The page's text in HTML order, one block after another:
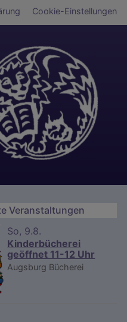
Cookie-Einstellungen
Veranstaltungen
So, 9.8.
Kinderbücherei
geöffnet 11-12 Uhr
Augsburg Bücherei